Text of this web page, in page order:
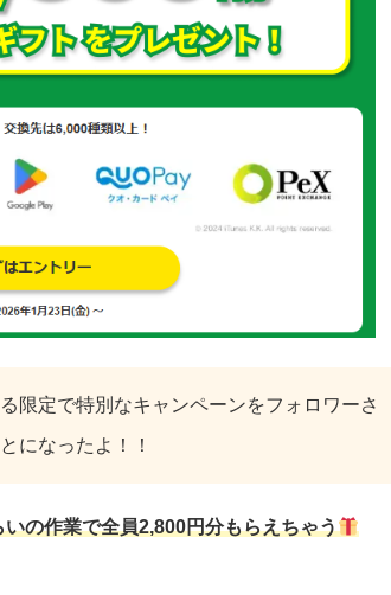
限定で特別なキャンペーンをフォロワーさ
になったよ！！
いの作業で全員2,800円分もらえちゃう